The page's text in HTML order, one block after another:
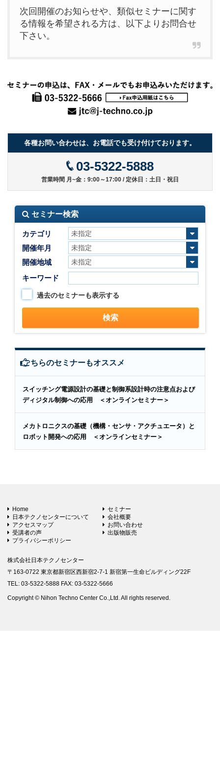
次回開催のお知らせや、類似セミナーに関す
る情報を希望される方は、以下よりお問合せ
下さい。
各種お問い合わせは、お電話でも受け付けております。
03-5322-5888
営業時間 月~金：9:00～17:00 / 定休日：土日・祝日
セミナー検索
カテゴリ
開催年月
開催地域
キーワード
過去のセミナーも表示する
こちらのセミナーもオススメ
スイッチング電源設計の基礎と制御系設計時の注意点および
ディジタル制御への応用 ＜オンラインセミナー＞
メカトロニクスの基礎（機構・センサ・アクチュエータ）と
ロボット開発への応用 ＜オンラインセミナー＞
Home
セミナー
日本テクノセンターについて
会社概要
アクセスマップ
お問い合わせ
受講者の声
出版物販売
プライバシーポリシー
株式会社日本テクノセンター
〒163-0722 東京都新宿区西新宿2-7-1 新宿第一生命ビルディング22F
TEL: 03-5322-5888 FAX: 03-5322-5666
Copyright © Nihon Techno Center Co.,Ltd. All rights reserved.